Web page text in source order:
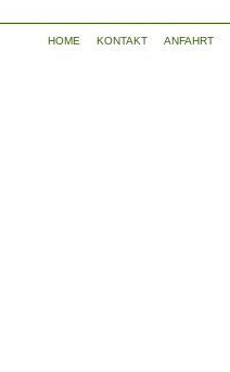
HOME KONTAKT ANFAHRT